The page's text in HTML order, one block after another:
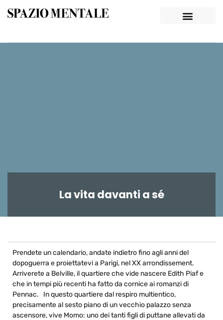
La vita davanti a sé
Prendete un calendario, andate indietro fino agli anni del
dopoguerra e proiettatevi a Parigi, nel XX arrondissement.
Arriverete a Belville, il quartiere che vide nascere Edith Piaf e
che in tempi più recenti ha fatto da cornice ai romanzi di
Pennac. In questo quartiere dal respiro multientico,
precisamente al sesto piano di un vecchio palazzo senza
ascensore, vive Momo: uno dei tanti figli di puttane allevati da